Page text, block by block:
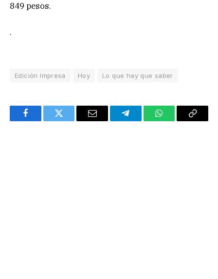
849 pesos.
.
Edición Impresa Hoy Lo que hay que saber
FacebookTwitter Email TelegramWhatsAppCopy